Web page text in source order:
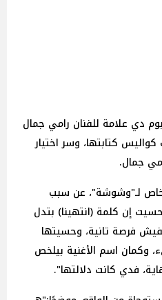
دي علامة للفنان رامي جمال
كتابتها، وسر اختيار
جمال.
لـ"وشوشة"، عن سبب
إن كلمة (انتهينا) بتدل
فرصة تانية، وحسيتها
وكمان اسم الأغنية بيلخص
فدي كانت دلالتها".